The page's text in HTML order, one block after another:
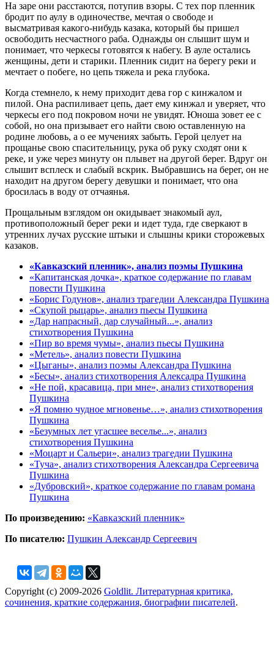
На заре они расстаются, потупив взоры. С тех пор пленник
бродит по аулу в одиночестве, мечтая о свободе и
высматривая какого-нибудь казака, который бы пришел
освободить несчастного раба. Однажды он слышит шум и
понимает, что черкесы готовятся к набегу. В ауле остались
женщины, дети и старики. Пленник сидит на берегу реки и
мечтает о побеге, но цепь тяжела и река глубока.
Когда стемнело, к нему приходит дева гор с кинжалом и
пилой. Она распиливает цепь, дает ему кинжал и уверяет, что
черкесы его под покровом ночи не увидят. Юноша зовет ее с
собой, но она призывает его найти свою оставленную на
родине любовь, а о ее мучениях забыть. Герой целует на
прощанье свою спасительницу, рука об руку сходят они к
реке, и уже через минуту он плывет на другой берег. Вдруг он
слышит всплеск и слабый вскрик. Выбравшись на берег, он не
находит на другом берегу девушки и понимает, что она
бросилась в воду от отчаянья.
Прощальным взглядом он окидывает знакомый аул,
противоположный берег реки и идет туда, где сверкают в
утренних лучах русские штыки и слышны крики сторожевых
казаков.
«Кавказский пленник», анализ поэмы Пушкина
«Капитанская дочка», краткое содержание по главам
повести Пушкина
«Борис Годунов», анализ трагедии Александра Пушкина
«Скупой рыцарь», анализ пьесы Пушкина
«Дар напрасный, дар случайный...», анализ
стихотворения Пушкина
«Пир во время чумы», анализ пьесы Пушкина
«Метель», анализ повести Пушкина
«Цыганы», анализ поэмы Александра Пушкина
«Бесы», анализ стихотворения Алексадра Пушкина
«Не пой, красавица, при мне», анализ стихотворения
Пушкина
«Я помню чудное мгновенье…», анализ стихотворения
Пушкина
«Безумных лет угасшее веселье...», анализ
стихотворения Пушкина
«Моцарт и Сальери», анализ трагедии Пушкина
«Туча», анализ стихотворения Александра Сергеевича
Пушкина
«Дубровский», краткое содержание по главам романа
Пушкина
По произведению: «Кавказский пленник»
По писателю: Пушкин Александр Сергеевич
Copyright (c) 2009-2026 Goldlit. Литературная критика,
сочинения, краткие содержания, биографии писателей.